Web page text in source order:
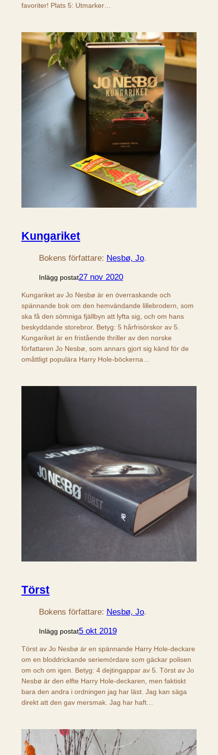
favoriter! Plats 5: Utmarker…
Kungariket
Bokens författare: Nesbø, Jo.
Inlägg postat27 nov 2020
Kungariket av Jo Nesbø är en överraskande och
spännande bok om den hemvändande lillebrodern, som
ska få den sömniga fjällbyn att lyfta sig, och om hans
beskyddande storebror. Betyg: 5 hårfrisörskor av 5.
Kungariket är en fristående thriller av den norske
författaren Jo Nesbø, som annars gjort sig känd för de
omåttligt populära Harry Hole-böckerna…
Törst
Bokens författare: Nesbø, Jo.
Inlägg postat5 okt 2019
Törst av Jo Nesbø är en spännande Harry Hole-deckare
om en bloddrickande seriemördare som gäckar polisen
om och om igen. Betyg: 4 dejtingappar av 5. Törst av Jo
Nesbø är den elfte Harry Hole-deckaren, men faktiskt
bara den andra i ordningen jag har läst. Jag kan säga
direkt att den gav mersmak. Jag har haft…